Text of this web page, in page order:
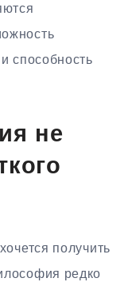
способность
не
получить
редко